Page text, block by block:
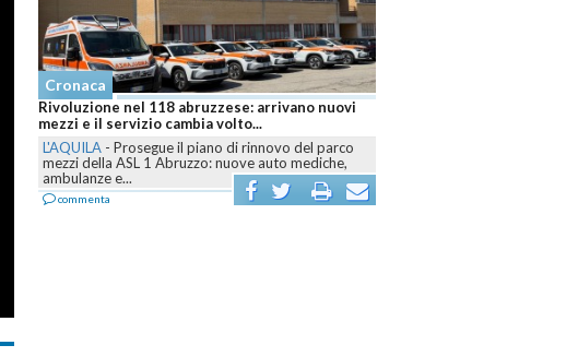
Cronaca
Rivoluzione nel 118 abruzzese: arrivano nuovi
mezzi e il servizio cambia volto...
L'AQUILA - Prosegue il piano di rinnovo del parco
mezzi della ASL 1 Abruzzo: nuove auto mediche,
ambulanze e...
commenta